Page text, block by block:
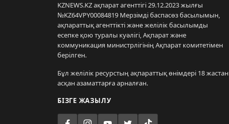
KZNEWS.KZ ақпарат агенттігі 29.12.2023 жылғы
№KZ64VPY00084819 Мерзімді баспасөз басылымын,
ақпараттық агенттікті және желілік басылымды
есепке қою туралы куәлігі, Ақпарат және
коммуникация министрлігінің Ақпарат комитетімен
берілген.
Бұл желілік ресурстың ақпараттық өнімдері 18 жастан
асқан азаматтарға арналған.
БІЗГЕ ЖАЗЫЛУ